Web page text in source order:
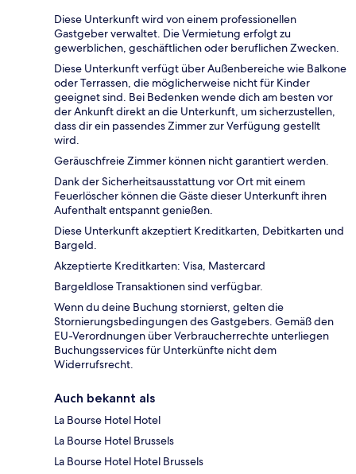
Diese Unterkunft wird von einem professionellen
Gastgeber verwaltet. Die Vermietung erfolgt zu
gewerblichen, geschäftlichen oder beruflichen Zwecken.
Diese Unterkunft verfügt über Außenbereiche wie Balkone
oder Terrassen, die möglicherweise nicht für Kinder
geeignet sind. Bei Bedenken wende dich am besten vor
der Ankunft direkt an die Unterkunft, um sicherzustellen,
dass dir ein passendes Zimmer zur Verfügung gestellt
wird.
Geräuschfreie Zimmer können nicht garantiert werden.
Dank der Sicherheitsausstattung vor Ort mit einem
Feuerlöscher können die Gäste dieser Unterkunft ihren
Aufenthalt entspannt genießen.
Diese Unterkunft akzeptiert Kreditkarten, Debitkarten und
Bargeld.
Akzeptierte Kreditkarten: Visa, Mastercard
Bargeldlose Transaktionen sind verfügbar.
Wenn du deine Buchung stornierst, gelten die
Stornierungsbedingungen des Gastgebers. Gemäß den
EU-Verordnungen über Verbraucherrechte unterliegen
Buchungsservices für Unterkünfte nicht dem
Widerrufsrecht.
Auch bekannt als
La Bourse Hotel Hotel
La Bourse Hotel Brussels
La Bourse Hotel Hotel Brussels